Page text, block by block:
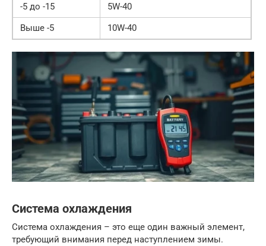
-5 до -15
5W-40
Выше -5
10W-40
Система охлаждения
Система охлаждения – это еще один важный элемент,
требующий внимания перед наступлением зимы.